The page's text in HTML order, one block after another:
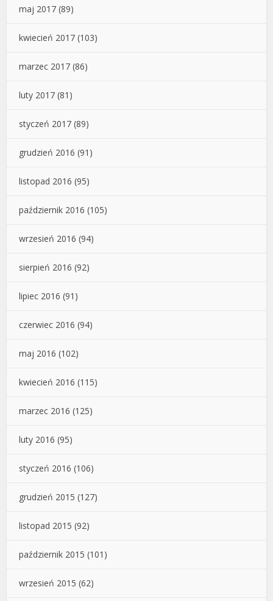
maj 2017 (89)
kwiecień 2017 (103)
marzec 2017 (86)
luty 2017 (81)
styczeń 2017 (89)
grudzień 2016 (91)
listopad 2016 (95)
październik 2016 (105)
wrzesień 2016 (94)
sierpień 2016 (92)
lipiec 2016 (91)
czerwiec 2016 (94)
maj 2016 (102)
kwiecień 2016 (115)
marzec 2016 (125)
luty 2016 (95)
styczeń 2016 (106)
grudzień 2015 (127)
listopad 2015 (92)
październik 2015 (101)
wrzesień 2015 (62)